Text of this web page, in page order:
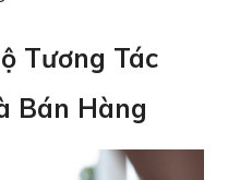
Tương Tác
Bán Hàng